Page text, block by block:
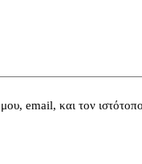
email, και τον